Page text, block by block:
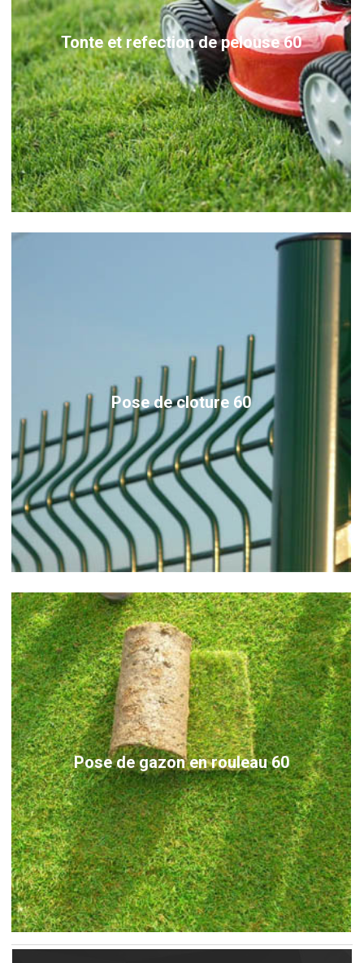
Tonte et refection de pelouse 60
Pose de cloture 60
Pose de gazon en rouleau 60